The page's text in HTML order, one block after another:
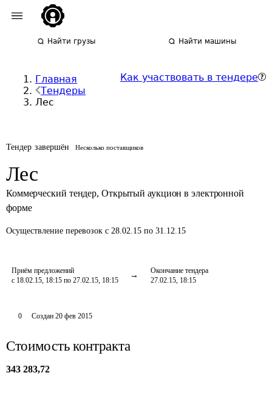
Найти грузы Найти машины
Главная
Тендеры
Лес
Как участвовать в тендере
Тендер завершён Несколько поставщиков
Лес
Коммерческий тендер, Открытый аукцион в электронной
форме
Осуществление перевозок с 28.02.15 по 31.12.15
Приём предложений
с 18.02.15, 18:15 по 27.02.15, 18:15
Окончание тендера
27.02.15, 18:15
0 Создан 20 фев 2015
Стоимость контракта
343 283,72